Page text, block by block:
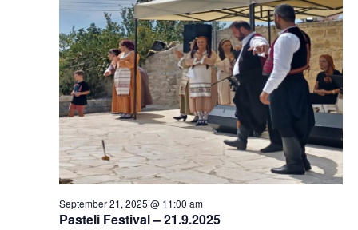
Pasteli Festival – 21.9.2025
September 21, 2025 @ 11:00 am